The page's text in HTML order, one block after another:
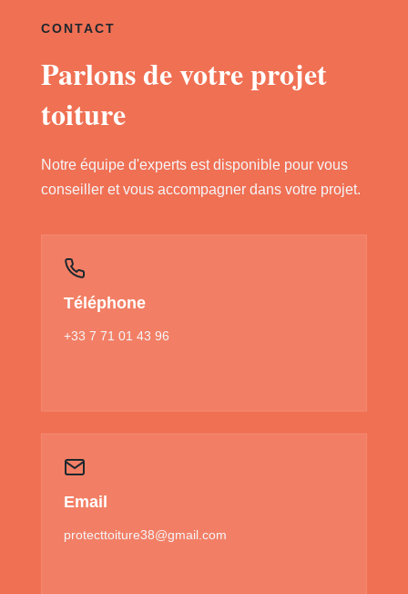
CONTACT
Parlons de votre projet
toiture
Notre équipe d'experts est disponible pour vous
conseiller et vous accompagner dans votre projet.
Téléphone
+33 7 71 01 43 96
Email
protecttoiture38@gmail.com